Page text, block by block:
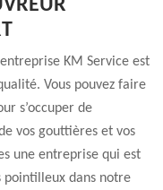
KM Service est
Vous pouvez faire
s’occuper de
vos gouttières et vos
une entreprise qui est
pointilleux dans notre